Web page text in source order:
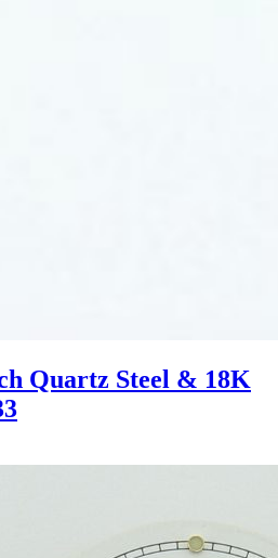
Quartz Steel & 18K